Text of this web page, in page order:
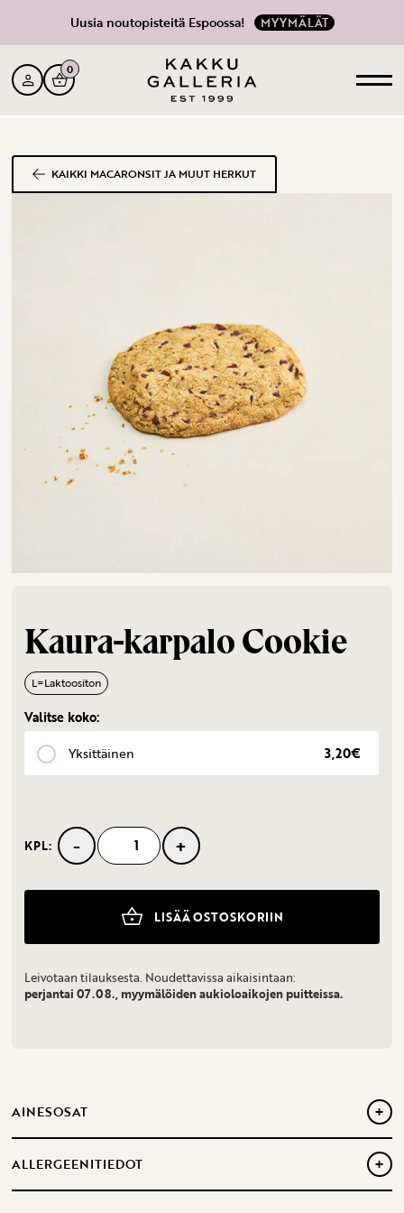
Uusia noutopisteitä Espoossa! MYYMÄLÄT
0
KAIKKI MACARONSIT JA MUUT HERKUT
Kaura-karpalo Cookie
L=Laktoositon
Valitse koko:
Yksittäinen
3,20€
KPL: -
Kaura-
Cookie
+
LISÄÄ OSTOSKORIIN
Leivotaan tilauksesta. Noudettavissa aikaisintaan:
perjantai 07.08., myymälöiden aukioloaikojen puitteissa.
AINESOSAT +
Voi, sokeri, kananmuna, kaura, vehnäjauho, karpalo
ALLERGEENITIEDOT +